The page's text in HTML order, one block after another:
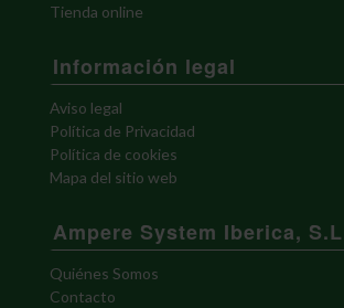
Tienda online
Información legal
Aviso legal
Política de Privacidad
Política de cookies
Mapa del sitio web
Ampere System Iberica,
Quiénes Somos
Contacto